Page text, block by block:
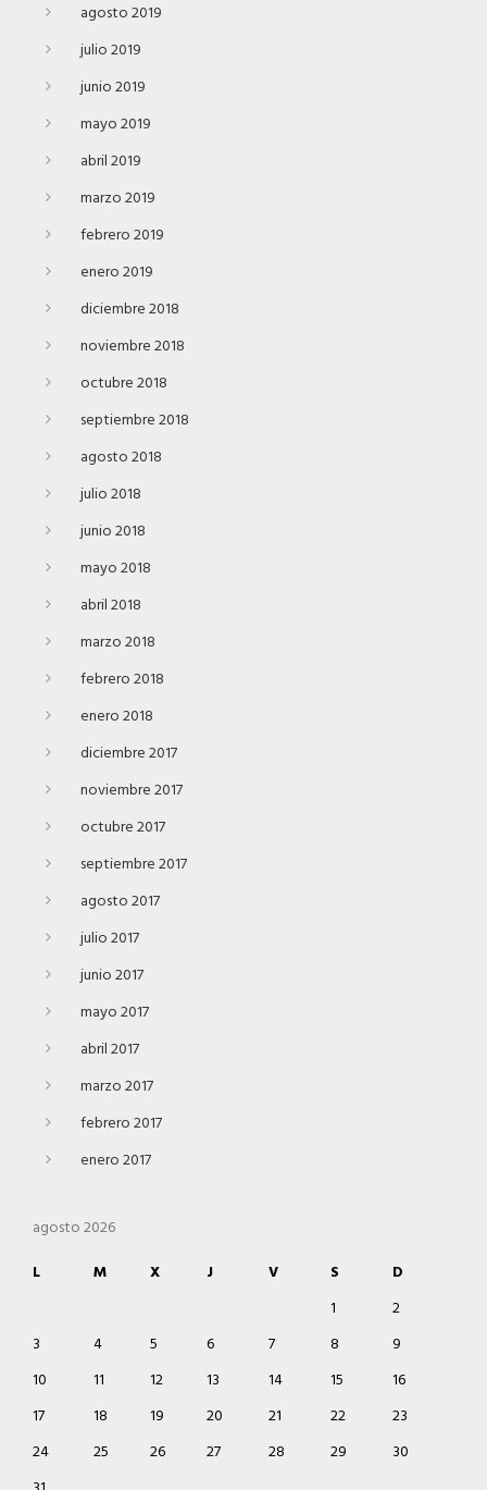
agosto 2019
julio 2019
junio 2019
mayo 2019
abril 2019
marzo 2019
febrero 2019
enero 2019
diciembre 2018
noviembre 2018
octubre 2018
septiembre 2018
agosto 2018
julio 2018
junio 2018
mayo 2018
abril 2018
marzo 2018
febrero 2018
enero 2018
diciembre 2017
noviembre 2017
octubre 2017
septiembre 2017
agosto 2017
julio 2017
junio 2017
mayo 2017
abril 2017
marzo 2017
febrero 2017
enero 2017
agosto 2026
L
M X J V S
D
1
2
3
4 5 6 7 8
9
10
11 12 13 14 15
16
17
18 19 20 21 22
23
24
25 26 27 28 29
30